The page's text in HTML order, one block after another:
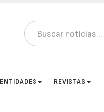
ENTIDADES REVISTAS